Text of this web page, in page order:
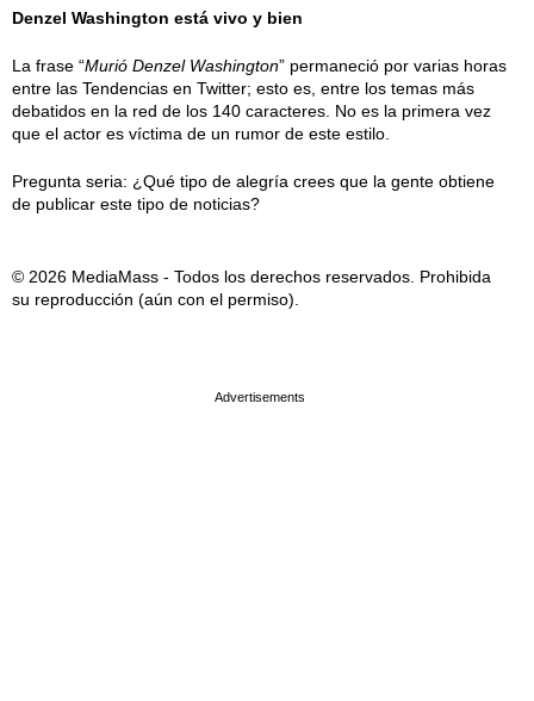
Denzel Washington está vivo y bien
La frase “Murió Denzel Washington” permaneció por varias horas
entre las Tendencias en Twitter; esto es, entre los temas más
debatidos en la red de los 140 caracteres. No es la primera vez
que el actor es víctima de un rumor de este estilo.
Pregunta seria: ¿Qué tipo de alegría crees que la gente obtiene
de publicar este tipo de noticias?
© 2026 MediaMass - Todos los derechos reservados. Prohibida
su reproducción (aún con el permiso).